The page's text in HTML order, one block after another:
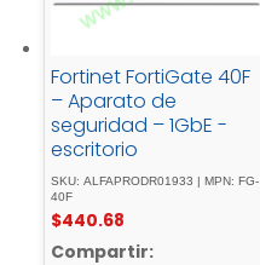
*CloudKey+ - solo -
que - pueden -
funcionar - con -
alimentación - de - 5
- V. - Las - unidades -
que - requieren -
alimentación -
adicional - no - son -
compatibles
Fortinet FortiGate 40F
– Aparato de
seguridad – 1GbE -
escritorio
SKU: ALFAPRODR01933 | MPN: FG-
40F
$440.68
Compartir: